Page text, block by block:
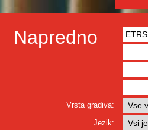
Napredno
Vrsta gradiva:
Jezik: